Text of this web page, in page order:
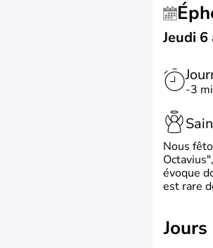
Jeudi
-3
Nous
évoque
est rare